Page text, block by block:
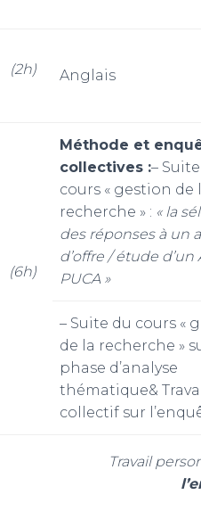
(2h) Anglais
(6h)
Méthode et
collectives :–
cours « gestion de
recherche » : « la
des réponses à un
d’offre / étude d’un
PUCA »
– Suite du cours «
de la recherche »
phase d’analyse
thématique&
collectif sur
Travail